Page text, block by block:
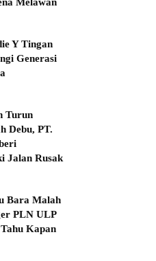
Y Tingan
Generasi
Turun
Debu, PT.
Jalan Rusak
Bara Malah
PLN ULP
Kapan